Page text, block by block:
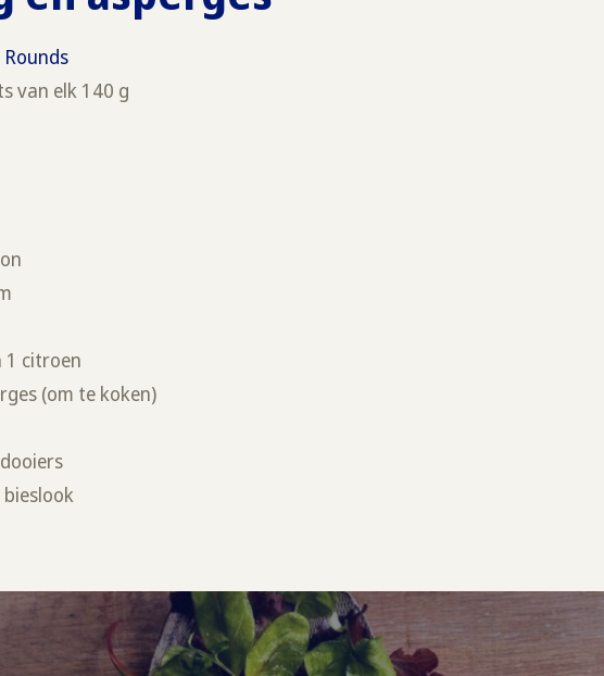
van elk 140 g
1 citroen
(om te koken)